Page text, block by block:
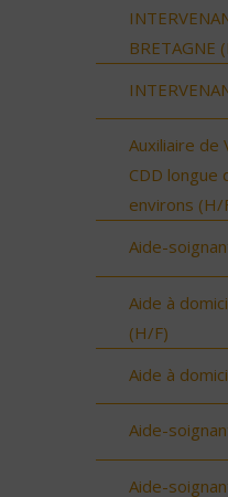
BRETAGNE
Auxiliaire de
CDD longue
environs (H/
Aide-
Aide à
(H/F)
Aide à
Aide-
Aide-